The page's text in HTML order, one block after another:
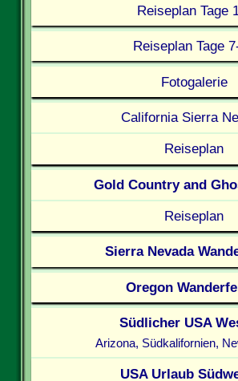
Reiseplan Tage
Reiseplan Tage
Fotogalerie
California Sierra
Reiseplan
Gold Country and
Reiseplan
Sierra Nevada
Oregon
Südlicher USA
Arizona, Südkalifornien,
USA Urlaub